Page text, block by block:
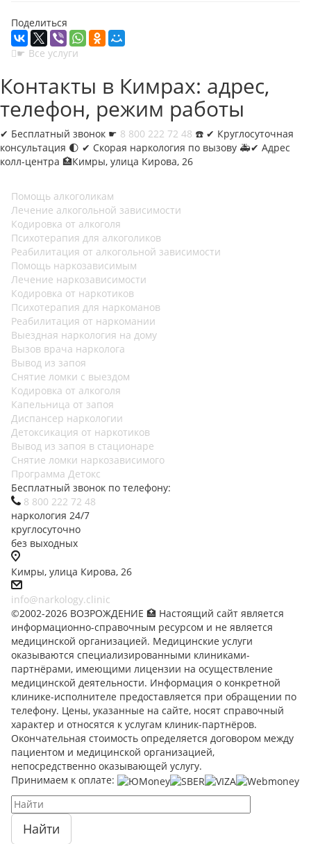
Поделиться
☛ Все услуги
Контакты в Кимрах: адрес,
телефон, режим работы
✔︎ Бесплатный звонок ☛ 8 800 222 72 48 ☎️ ✔︎ Круглосуточная
консультация 🌓 ✔︎ Скорая наркология по вызову 🚑✔︎ Адрес
колл-центра 🏥Кимры, улица Кирова, 26
Помощь алкоголикам
Лечение алкогольной зависимости
Кодировка от алкоголя
Психотерапия для алкоголиков
Реабилитация от алкогольной зависимости
Помощь наркозависимым
Лечение наркозависимости
Кодировка от наркотиков
Психотерапия для наркоманов
Реабилитация от наркомании
Выездная наркология на дому
Вызов врача нарколога
Вывод из запоя
Снятие ломки с выездом
Кодировка от алкоголя
Капельница от запоя
Диспансер наркологии
Детоксикация от наркотиков
Вывод из запоя в стационаре
Снятие ломки наркозависимого
Программа Детокс
Бесплатный звонок по телефону:
8 800 222 72 48
наркология 24/7
круглосуточно
без выходных
Кимры, улица Кирова, 26
info@narkology.clinic
©2002-2026 ВОЗРОЖДЕНИЕ 🏥 Настоящий сайт является
информационно-справочным ресурсом и не является
медицинской организацией. Медицинские услуги
оказываются специализированными клиниками-
партнёрами, имеющими лицензии на осуществление
медицинской деятельности. Информация о конкретной
клинике-исполнителе предоставляется при обращении по
телефону. Цены, указанные на сайте, носят справочный
характер и относятся к услугам клиник-партнёров.
Окончательная стоимость определяется договором между
пациентом и медицинской организацией,
непосредственно оказывающей услугу.
Принимаем к оплате:
Найти